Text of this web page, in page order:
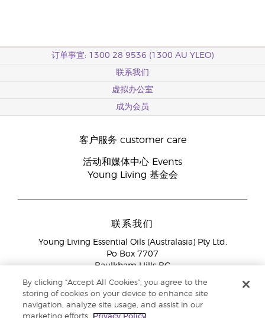
订单事宜: 1300 28 9536 (1300 AU YLEO)
联系我们
虚拟办公室
成为会员
客户服务 customer care
活动和媒体中心 Events
Young Living 基金会
联系我们
Young Living Essential Oils (Australasia) Pty Ltd.
Po Box 7707
Baulkham Hills BC
NSW 2153
会员服务1300 28 9536 (1300 AU YLEO)
By clicking “Accept All Cookies”, you agree to the
storing of cookies on your device to enhance site
navigation, analyze site usage, and assist in our